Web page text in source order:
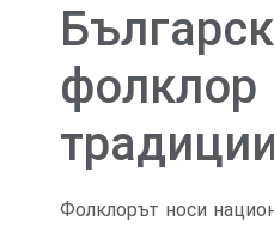
Фолклорът носи